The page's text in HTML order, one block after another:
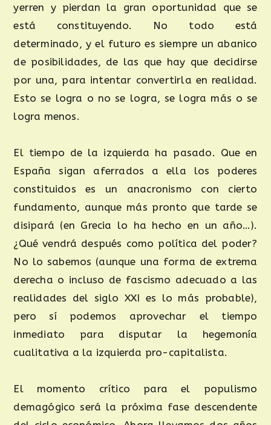
yerren y pierdan la gran oportunidad que se
está constituyendo. No todo está
determinado, y el futuro es siempre un abanico
de posibilidades, de las que hay que decidirse
por una, para intentar convertirla en realidad.
Esto se logra o no se logra, se logra más o se
logra menos.
El tiempo de la izquierda ha pasado. Que en
España sigan aferrados a ella los poderes
constituidos es un anacronismo con cierto
fundamento, aunque más pronto que tarde se
disipará (en Grecia lo ha hecho en un año…).
¿Qué vendrá después como política del poder?
No lo sabemos (aunque una forma de extrema
derecha o incluso de fascismo adecuado a las
realidades del siglo XXI es lo más probable),
pero sí podemos aprovechar el tiempo
inmediato para disputar la hegemonía
cualitativa a la izquierda pro-capitalista.
El momento crítico para el populismo
demagógico será la próxima fase descendente